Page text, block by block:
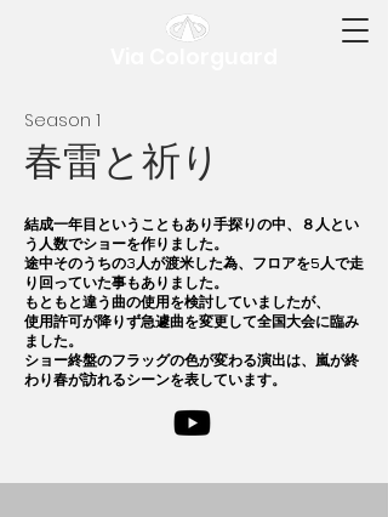
​Season 1
​春雷と祈り
結成一年目ということもあり手探りの中、
８人とい
う人数でショーを作りました。
途中そのうちの3人が渡米した為、フロアを5人で走
り回っていた事もありました。
もともと違う曲の使用を検討していましたが、
使用許可が降りず急遽曲を変更して全国大会に臨み
ました。
ショー終盤のフラッグの色が変わる演出は、 嵐が終
わり春が訪れるシーンを表しています。